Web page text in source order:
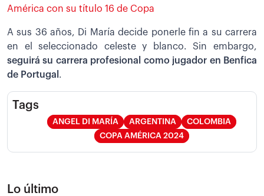
América con su título 16 de Copa
A sus 36 años, Di María decide ponerle fin a su carrera
en el seleccionado celeste y blanco. Sin embargo,
seguirá su carrera profesional como jugador en Benfica
de Portugal .
Tags
ANGEL DI MARÍA ARGENTINA
COLOMBIA
COPA AMÉRICA 2024
Lo último